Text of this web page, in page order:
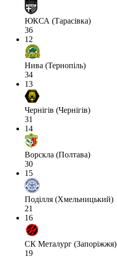
ЮКСА (Тарасівка)
36
12
Нива (Тернопіль)
34
13
Чернігів (Чернігів)
31
14
Ворскла (Полтава)
30
15
Поділля (Хмельницький)
21
16
СК Металург (Запоріжжя)
19